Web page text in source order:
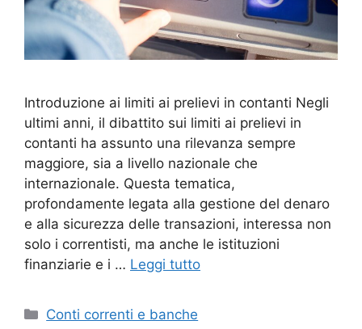
Introduzione ai limiti ai prelievi in contanti Negli
ultimi anni, il dibattito sui limiti ai prelievi in
contanti ha assunto una rilevanza sempre
maggiore, sia a livello nazionale che
internazionale. Questa tematica,
profondamente legata alla gestione del denaro
e alla sicurezza delle transazioni, interessa non
solo i correntisti, ma anche le istituzioni
finanziarie e i … Leggi tutto
Categorie
Conti correnti e banche